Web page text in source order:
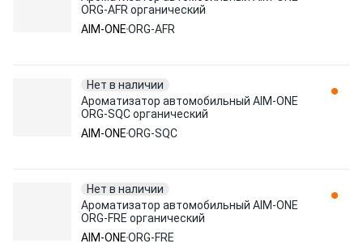
ORG-AFR органический
AIM-ONEORG-AFR
Нет в наличии
Ароматизатор автомобильный AIM-ONE
ORG-SQC органический
AIM-ONEORG-SQC
Нет в наличии
Ароматизатор автомобильный AIM-ONE
ORG-FRE органический
AIM-ONEORG-FRE